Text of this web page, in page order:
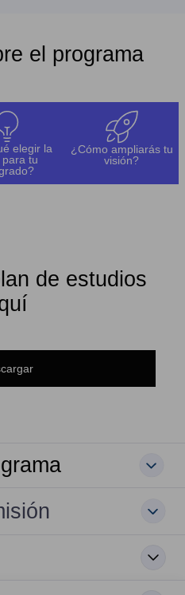
el programa
elegir la
para tu
¿Cómo ampliarás tu
visión?
de estudios